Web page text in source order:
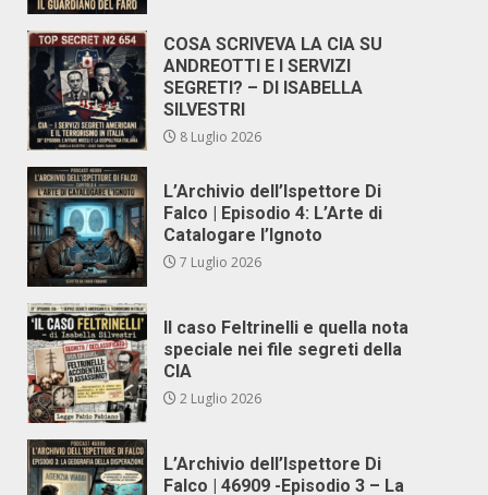
COSA SCRIVEVA LA CIA SU
ANDREOTTI E I SERVIZI
SEGRETI? – DI ISABELLA
SILVESTRI
8 Luglio 2026
L’Archivio dell’Ispettore Di
Falco | Episodio 4: L’Arte di
Catalogare l’Ignoto
7 Luglio 2026
Il caso Feltrinelli e quella nota
speciale nei file segreti della
CIA
2 Luglio 2026
L’Archivio dell’Ispettore Di
Falco | 46909 -Episodio 3 – La